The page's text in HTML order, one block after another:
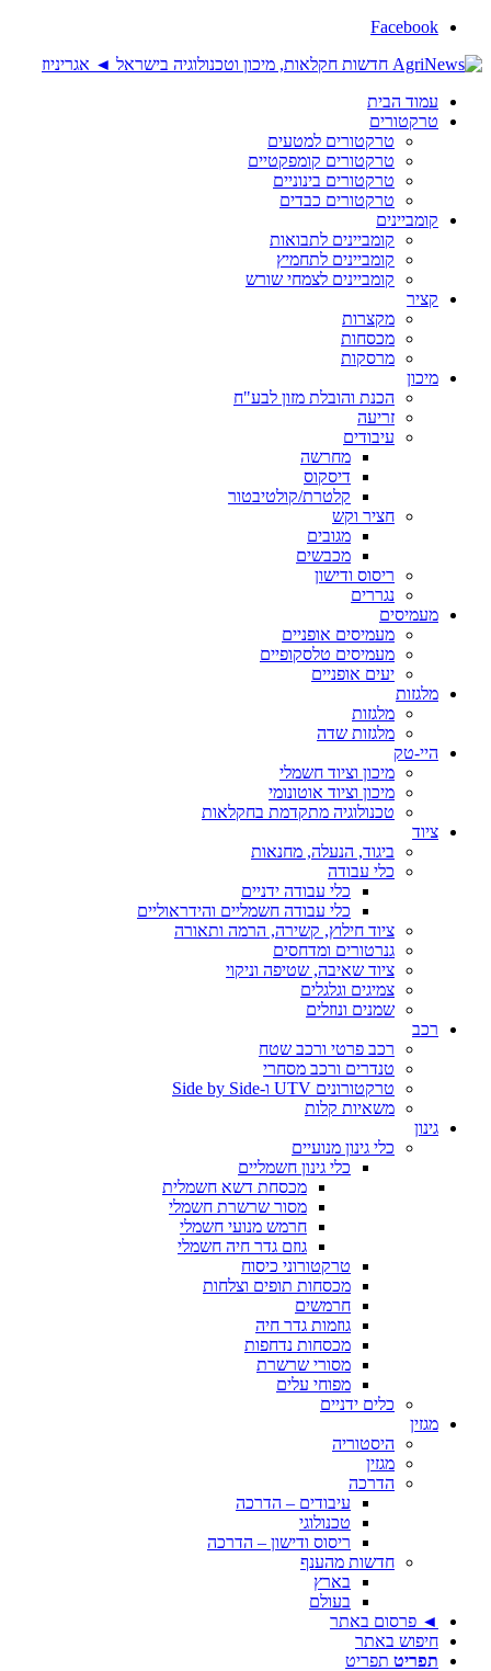
Facebook
עמוד הבית
טרקטורים
טרקטורים למטעים
טרקטורים קומפקטיים
טרקטורים בינוניים
טרקטורים כבדים
קומביינים
קומביינים לתבואות
קומביינים לתחמיץ
קומביינים לצמחי שורש
קציר
מקצרות
מכסחות
מרסקות
מיכון
הכנת והובלת מזון לבע"ח
זריעה
עיבודים
מחרשה
דיסקוס
קלטרת/קולטיבטור
חציר וקש
מגובים
מכבשים
ריסוס ודישון
נגררים
מעמיסים
מעמיסים אופניים
מעמיסים טלסקופיים
יעים אופניים
מלגזות
מלגזות
מלגזות שדה
היי-טק
מיכון וציוד חשמלי
מיכון וציוד אוטונומי
טכנולוגיה מתקדמת בחקלאות
ציוד
ביגוד, הנעלה, מחנאות
כלי עבודה
כלי עבודה ידניים
כלי עבודה חשמליים והידראוליים
ציוד חילוץ, קשירה, הרמה ותאורה
גנרטורים ומדחסים
ציוד שאיבה, שטיפה וניקוי
צמיגים וגלגלים
שמנים ונוזלים
רכב
רכב פרטי ורכב שטח
טנדרים ורכב מסחרי
טרקטורונים UTV ו-Side by Side
משאיות קלות
גינון
כלי גינון מנועיים
כלי גינון חשמליים
מכסחת דשא חשמלית
מסור שרשרת חשמלי
חרמש מנועי חשמלי
גוזם גדר חיה חשמלי
טרקטורוני כיסוח
מכסחות תופים וצלחות
חרמשים
גוזמות גדר חיה
מכסחות נדחפות
מסורי שרשרת
מפוחי עלים
כלים ידניים
מגזין
היסטוריה
מגזין
הדרכה
עיבודים – הדרכה
טכנולוגי
ריסוס ודישון – הדרכה
חדשות מהענף
בארץ
בעולם
◄ פרסום באתר
חיפוש באתר
תפריט תפריט